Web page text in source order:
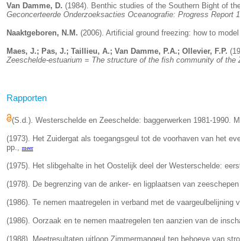
Van Damme, D. (1984). Benthic studies of the Southern Bight of
Geconcerteerde Onderzoeksacties Oceanografie: Progress
Naaktgeboren, N.M. (2006). Artificial ground freezing: how to
Maes, J.; Pas, J.; Taillieu, A.; Van Damme, P.A.; Ollevier, F.P.
Zeeschelde-estuarium = The structure of the fish community of the
Rapporten
(S.d.). Westerschelde en Zeeschelde: baggerwerken 1981-1990.
(1973). Het Zuidergat als toegangsgeul tot de voorhaven van het
pp.,
meer
(1975). Het slibgehalte in het Oostelijk deel der Westerschelde:
(1978). De begrenzing van de anker- en ligplaatsen van
(1986). Te nemen maatregelen in verband met de
(1986). Oorzaak en te nemen maatregelen ten aanzien van de
(1988). Meetresultaten uitloop Zimmermangeul ten behoeve van